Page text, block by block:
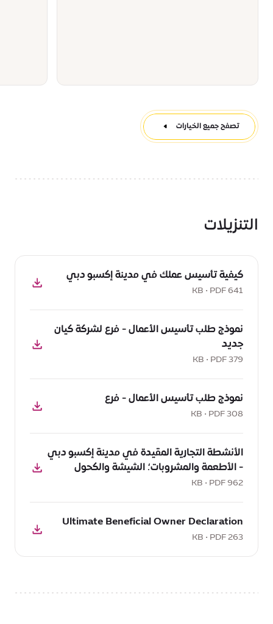
تصفح جميع الخيارات
التنزيلات
تحميل
PDF:
كيفية
تأسيس
مدينة
إكسبو
دبي,
641
كيفية تأسيس عملك في مدينة إكسبو دبي
641 KB • PDF
PDF:
نموذج
طلب
تأسيس
لشركة
كيان
جديد,
379
نموذج طلب تأسيس الأعمال - فرع لشركة كيان
جديد
379 KB • PDF
PDF:
نموذج
طلب
تأسيس
الأعمال
فرع,
308
نموذج طلب تأسيس الأعمال - فرع
308 KB • PDF
PDF:
الأنشطة
التجارية
المقيدة
مدينة
إكسبو
دبي
الأنشطة التجارية المقيدة في مدينة إكسبو دبي
- الأطعمة والمشروبات؛ الشيشة والكحول
962 KB • PDF
PDF:
Ultimate
Beneficial
263
Ultimate Beneficial Owner Declaration
263 KB • PDF